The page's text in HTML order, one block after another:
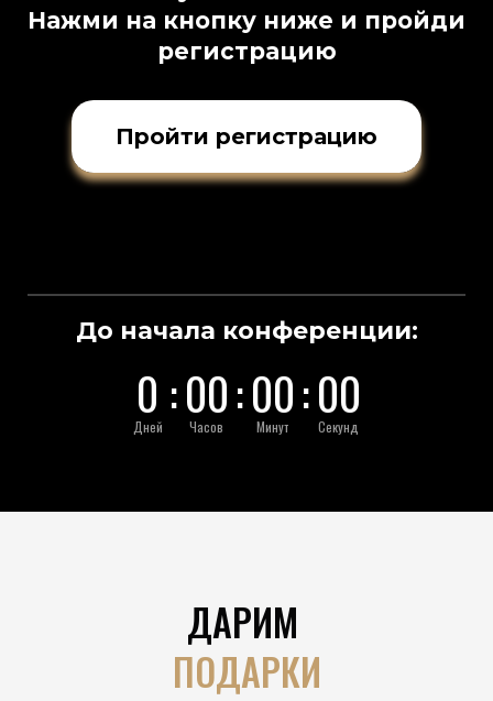
Нажми на кнопку ниже и пройди
регистрацию
Пройти регистрацию
До начала конференции:
0
Дней
:00
Часов
:00
Минут
:00
Секунд
ДАРИМ
ПОДАРКИ